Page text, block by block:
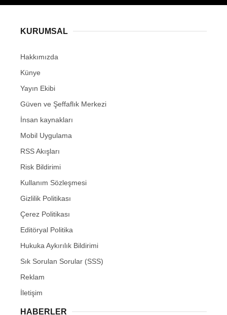
KURUMSAL
Hakkımızda
Künye
Yayın Ekibi
Güven ve Şeffaflık Merkezi
İnsan kaynakları
Mobil Uygulama
RSS Akışları
Risk Bildirimi
Kullanım Sözleşmesi
Gizlilik Politikası
Çerez Politikası
Editöryal Politika
Hukuka Aykırılık Bildirimi
Sık Sorulan Sorular (SSS)
Reklam
İletişim
HABERLER